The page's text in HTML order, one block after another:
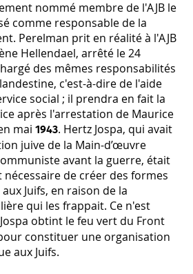
nommé membre de l'AJB le
comme responsable de la
Perelman prit en réalité à l'AJB
Hellendael, arrêté le 24
des mêmes responsabilités
c'est-à-dire de l'aide
social ; il prendra en fait la
après l'arrestation de Maurice
mai 1943. Hertz Jospa, qui avait
juive de la Main-d’œuvre
avant la guerre, était
de créer des formes
Juifs, en raison de la
qui les frappait. Ce n'est
obtint le feu vert du Front
constituer une organisation
aux Juifs.